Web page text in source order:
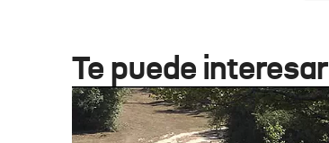
Te puede interesar